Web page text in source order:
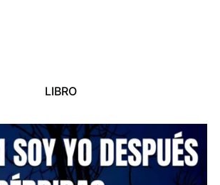
LIBRO